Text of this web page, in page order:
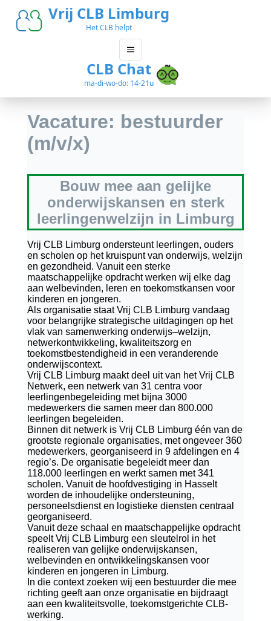
Vrij CLB Limburg
Het CLB helpt
CLB Chat
ma-di-wo-do: 14-21u
Vacature: bestuurder
(m/v/x)
Bouw mee aan gelijke
onderwijskansen en sterk
leerlingenwelzijn in Limburg
Vrij CLB Limburg ondersteunt leerlingen, ouders
en scholen op het kruispunt van onderwijs, welzijn
en gezondheid. Vanuit een sterke
maatschappelijke opdracht werken wij elke dag
aan welbevinden, leren en toekomstkansen voor
kinderen en jongeren.
Als organisatie staat Vrij CLB Limburg vandaag
voor belangrijke strategische uitdagingen op het
vlak van samenwerking onderwijs–welzijn,
netwerkontwikkeling, kwaliteitszorg en
toekomstbestendigheid in een veranderende
onderwijscontext.
Vrij CLB Limburg maakt deel uit van het Vrij CLB
Netwerk, een netwerk van 31 centra voor
leerlingenbegeleiding met bijna 3000
medewerkers die samen meer dan 800.000
leerlingen begeleiden.
Binnen dit netwerk is Vrij CLB Limburg één van de
grootste regionale organisaties, met ongeveer 360
medewerkers, georganiseerd in 9 afdelingen en 4
regio’s. De organisatie begeleidt meer dan
118.000 leerlingen en werkt samen met 341
scholen. Vanuit de hoofdvestiging in Hasselt
worden de inhoudelijke ondersteuning,
personeelsdienst en logistieke diensten centraal
georganiseerd.
Vanuit deze schaal en maatschappelijke opdracht
speelt Vrij CLB Limburg een sleutelrol in het
realiseren van gelijke onderwijskansen,
welbevinden en ontwikkelingskansen voor
kinderen en jongeren in Limburg.
In die context zoeken wij een bestuurder die mee
richting geeft aan onze organisatie en bijdraagt
aan een kwaliteitsvolle, toekomstgerichte CLB-
werking.